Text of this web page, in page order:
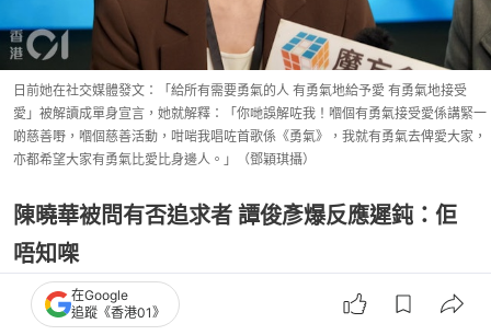
日前她在社交媒體發文：「給所有需要勇氣的人 有勇氣地給予愛 有勇氣地接受
愛」被解讀成單身宣言，她就解釋：「你哋誤解咗我！嗰個有勇氣接受愛係講緊一
啲慈善嘢，嗰個慈善活動，咁啱我唱咗首歌係《勇氣》，我就有勇氣去俾愛大家，
亦都希望大家有勇氣比愛比身邊人。」（鄧穎琪攝）
陳曉華被問有否追求者 譚俊彥爆反應遲鈍：佢
唔知㗎
問到是否已預備好接受新戀情，Hera表示：「我
在Google
追蹤《香港01》